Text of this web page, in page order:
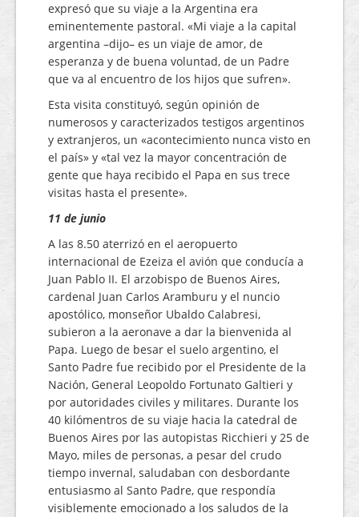
expresó que su viaje a la Argentina era
eminentemente pastoral. «Mi viaje a la capital
argentina –dijo– es un viaje de amor, de
esperanza y de buena voluntad, de un Padre
que va al encuentro de los hijos que sufren».
Esta visita constituyó, según opinión de
numerosos y caracterizados testigos argentinos
y extranjeros, un «acontecimiento nunca visto en
el país» y «tal vez la mayor concentración de
gente que haya recibido el Papa en sus trece
visitas hasta el presente».
11 de junio
A las 8.50 aterrizó en el aeropuerto
internacional de Ezeiza el avión que conducía a
Juan Pablo II. El arzobispo de Buenos Aires,
cardenal Juan Carlos Aramburu y el nuncio
apostólico, monseñor Ubaldo Calabresi,
subieron a la aeronave a dar la bienvenida al
Papa. Luego de besar el suelo argentino, el
Santo Padre fue recibido por el Presidente de la
Nación, General Leopoldo Fortunato Galtieri y
por autoridades civiles y militares. Durante los
40 kilómentros de su viaje hacia la catedral de
Buenos Aires por las autopistas Ricchieri y 25 de
Mayo, miles de personas, a pesar del crudo
tiempo invernal, saludaban con desbordante
entusiasmo al Santo Padre, que respondía
visiblemente emocionado a los saludos de la